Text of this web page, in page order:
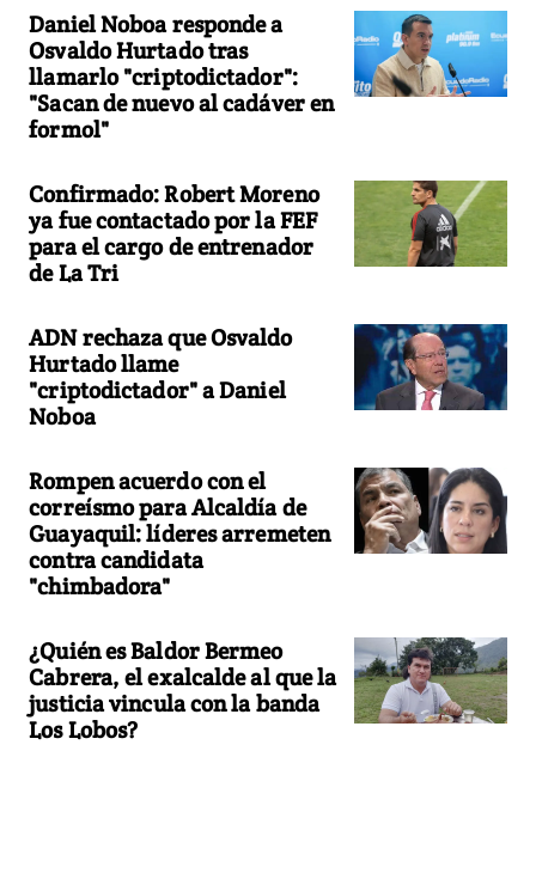
Daniel Noboa responde a
Osvaldo Hurtado tras
llamarlo "criptodictador":
"Sacan de nuevo al cadáver en
formol"
Confirmado: Robert Moreno
ya fue contactado por la FEF
para el cargo de entrenador
de La Tri
ADN rechaza que Osvaldo
Hurtado llame
"criptodictador" a Daniel
Noboa
Rompen acuerdo con el
correísmo para Alcaldía de
Guayaquil: líderes arremeten
contra candidata
"chimbadora"
¿Quién es Baldor Bermeo
Cabrera, el exalcalde al que la
justicia vincula con la banda
Los Lobos?